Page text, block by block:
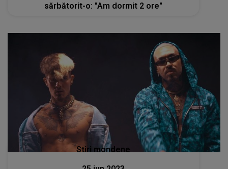
sărbătorit-o: "Am dormit 2 ore"
Stiri mondene